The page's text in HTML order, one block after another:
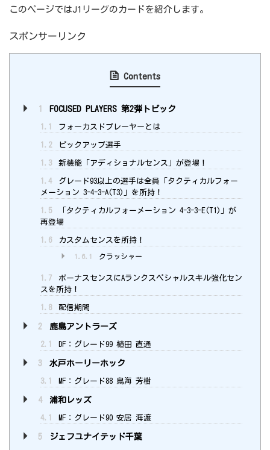
このページではJ1リーグのカードを紹介します。
スポンサーリンク
Contents
1 FOCUSED PLAYERS 第2弾トピック
1.1 フォーカスドプレーヤーとは
1.2 ピックアップ選手
1.3 新機能「アディショナルセンス」が登場！
1.4
グレード93以上の選手は全員「タクティカルフォー
メーション 3-4-3-A(T3)」を所持！
1.5
「タクティカルフォーメーション 4-3-3-E(T1)」が
再登場
1.6 カスタムセンスを所持！
1.6.1 クラッシャー
1.7
ボーナスセンスにAランクスペシャルスキル強化セン
スを所持！
1.8 配信期間
2 鹿島アントラーズ
2.1 DF：グレード99 植田 直通
3 水戸ホーリーホック
3.1 MF：グレード88 鳥海 芳樹
4 浦和レッズ
4.1 MF：グレード90 安居 海渡
5 ジェフユナイテッド千葉